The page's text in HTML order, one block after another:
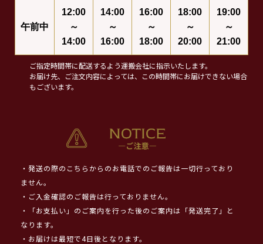
午前中
12:00
～
14:00
14:00
～
16:00
16:00
～
18:00
18:00
～
20:00
19:00
～
21:00
ご指定時間帯に配送するよう運搬会社に指示いたします。
お届け先、ご注文内容によっては、この時間帯にお届けできない場合
もございます。
・発送の際のこちらからのお電話でのご報告は一切行っており
ません。
・ご入金確認のご報告は行っておりません。
・「お支払い」のご案内を行った後のご案内は「発送完了」と
なります。
・お届けは最短で4日後となります。